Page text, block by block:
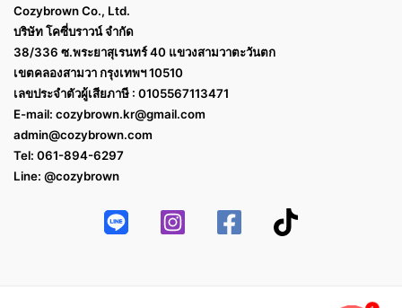
Cozybrown Co., Ltd.
บริษัท โคซี่บราวน์ จำกัด
38/336 ซ.พระยาสุเรนทร์ 40 แขวงสามวาตะวันตก
เขตคลองสามวา กรุงเทพฯ 10510
เลขประจำตัวผู้เสียภาษี : 0105567113471
E-mail: cozybrown.kr@gmail.com
admin@cozybrown.com
Tel: 061-894-6297
Line: @cozybrown